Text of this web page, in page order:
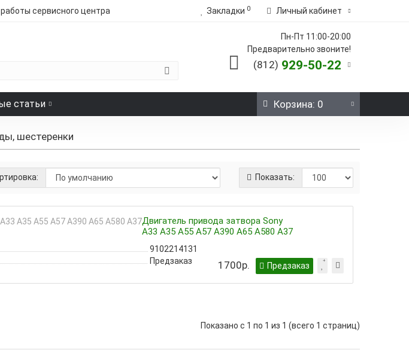
сервисного центра Закладки 0 Личный кабинет
Пн-Пт 11:00-20:00
Предварительно звоните!
(812) 929-50-22
статьи Корзина: 0
шестеренки
Показать:
Двигатель привода затвора Sony
A33 A35 A55 A57 A390 A65 A580 A37
9102214131
Предзаказ 1700р. Предзаказ
Показано с 1 по 1 из 1 (всего 1 страниц)